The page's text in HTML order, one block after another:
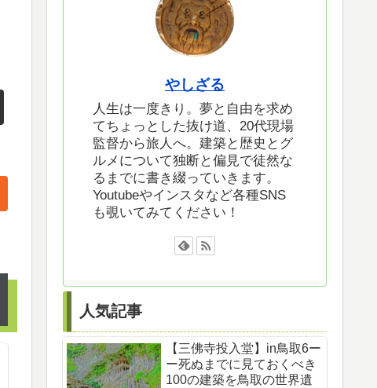
やしざる
人生は一度きり。夢と自由を求め
てちょっとした抜け道、20代現場
監督から旅人へ。建築と歴史とグ
ルメについて独断と偏見で徒然な
るまでに書き綴っていきます。
Youtubeやインスタなど各種SNS
も覗いてみてください！
人気記事
【三佛寺投入堂】in鳥取6ー
ー死ぬまでに見ておくべき
100の建築を鳥取の世界遺